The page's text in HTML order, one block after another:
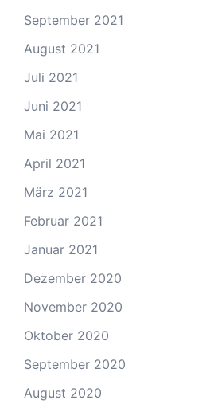
September 2021
August 2021
Juli 2021
Juni 2021
Mai 2021
April 2021
März 2021
Februar 2021
Januar 2021
Dezember 2020
November 2020
Oktober 2020
September 2020
August 2020